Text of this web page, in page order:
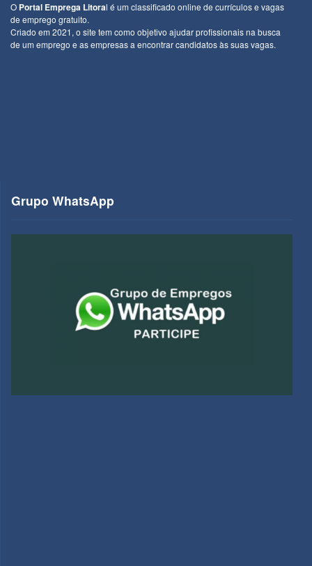
O Portal Emprega Litoral é um classificado online de currículos e vagas
de emprego gratuito.
Criado em 2021, o site tem como objetivo ajudar profissionais na busca
de um emprego e as empresas a encontrar candidatos às suas vagas.
Grupo WhatsApp